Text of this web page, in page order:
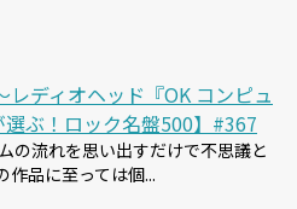
ディオヘッド『OK コンピュ
ぶ！ロック名盤500】#367
の流れを思い出すだけで不思議と
作品に至っては個...